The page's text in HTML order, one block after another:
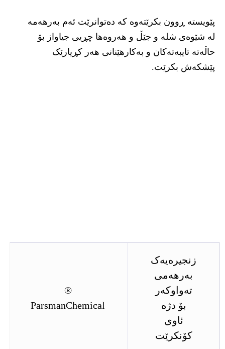
پێویستە ڕوون بکرێتەوە کە دەتوانرێت ئەم بەرهەمە
لە شێوەی شلە و جێڵ و هەروەها چڕیی جیاواز بۆ
حاڵەتە تایبەتەکان و بەکارهێنانی هەر کڕیارێک
پێشکەش بکرێت.
زنجیرەیەک
بەرهەمی
تەواوکەر
بۆ دژە
ئاوی
کۆنکرێت
®
ParsmanChemical